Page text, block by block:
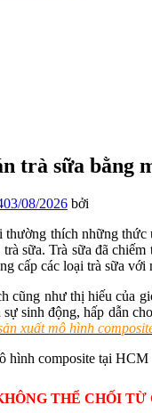
trà sữa bằng
03/08/2026 bởi
thường thích những
sữa. Trà sữa đã
cấp các loại trà sữa
cũng như thị hiếu của
sự sinh động, hấp dẫn
xuất mô hình
THỂ CHỐI